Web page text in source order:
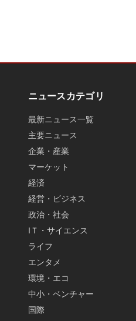
ニュースカテゴリ
最新ニュース一覧
主要ニュース
企業・産業
マーケット
経済
経営・ビジネス
政治・社会
IＴ・サイエンス
ライフ
エンタメ
環境・エコ
中小・ベンチャー
国際